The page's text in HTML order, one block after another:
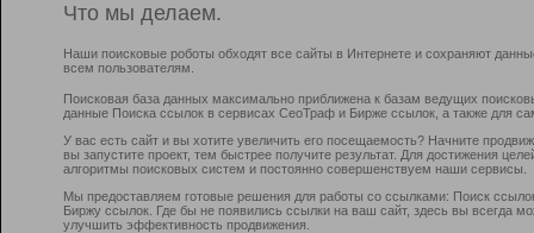
Что мы делаем.
Наши поисковые роботы обходят все сайты в Интернете и сохраняют
всем пользователям.
Поисковая база данных максимально приближена к базам ведущих
данные Поиска ссылок в сервисах СеоТраф и Бирже ссылок, а также для
У вас есть сайт и вы хотите увеличить его посещаемость? Начните
вы запустите проект, тем быстрее получите результат. Для достижения
алгоритмы поисковых систем и постоянно совершенствуем наши сервисы.
Мы предоставляем готовые решения для работы со ссылками: Поиск
Биржу ссылок. Где бы не появились ссылки на ваш сайт, здесь вы всегда
улучшить эффективность продвижения.